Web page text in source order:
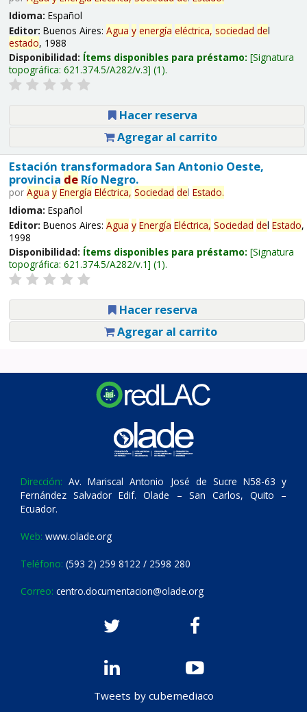
Idioma: Español
Editor: Buenos Aires: Agua y energía eléctrica, sociedad del
estado, 1988
Disponibilidad: Ítems disponibles para préstamo: Signatura
topográfica: 621.374.5/A282/v.3 (1).
Hacer reserva
Agregar al carrito
Estación transformadora San Antonio Oeste,
provincia deRío Negro.
por Agua y Energía Eléctrica, Sociedad del Estado.
Idioma: Español
Editor: Buenos Aires: Agua y Energía Eléctrica, Sociedad del Estado,
1998
Disponibilidad: Ítems disponibles para préstamo: Signatura
topográfica: 621.374.5/A282/v.1 (1).
Hacer reserva
Agregar al carrito
Dirección: Av. Mariscal Antonio José de Sucre N58-63 y
Fernández Salvador Edif. Olade – San Carlos, Quito –
Ecuador.
Web: www.olade.org
Teléfono: (593 2) 259 8122 / 2598 280
Correo: centro.documentacion@olade.org
Tweets by cubemediaco